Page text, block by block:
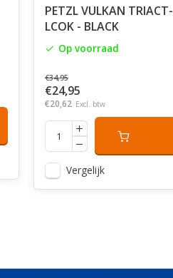
PETZL VULKAN TRIACT-
LCOK - BLACK
Op voorraad
€34,95
€24,95
€20,62 Excl. btw
Vergelijk